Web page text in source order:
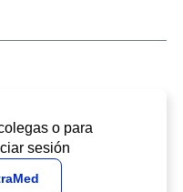
o para
sesión